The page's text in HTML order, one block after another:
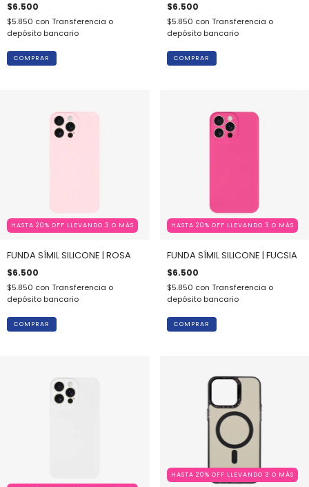
$6.500
$5.850 con Transferencia o
depósito bancario
COMPRAR
$6.500
$5.850 con Transferencia o
depósito bancario
COMPRAR
HASTA 20% OFF LLEVANDO 3 O MÁS
FUNDA SÍMIL SILICONE | ROSA
$6.500
$5.850 con Transferencia o
depósito bancario
COMPRAR
HASTA 20% OFF LLEVANDO 3 O MÁS
FUNDA SÍMIL SILICONE | FUCSIA
$6.500
$5.850 con Transferencia o
depósito bancario
COMPRAR
HASTA 20% OFF LLEVANDO 3 O MÁS